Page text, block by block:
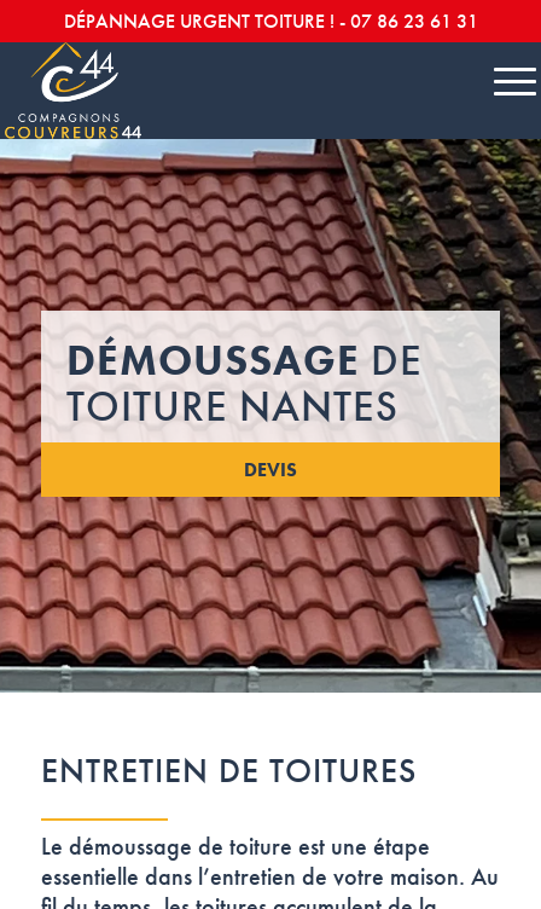
DÉPANNAGE URGENT TOITURE ! -07 86 23 61 31
DÉMOUSSAGE DE
TOITURE NANTES
DEVIS
ENTRETIEN DE TOITURES
Le démoussage de toiture est une étape
essentielle dans l’entretien de votre maison. Au